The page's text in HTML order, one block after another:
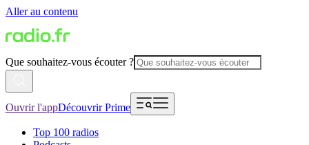
Aller au contenu
Que souhaitez-vous écouter ?
Ouvrir l'appDécouvrir Prime
Top 100 radios